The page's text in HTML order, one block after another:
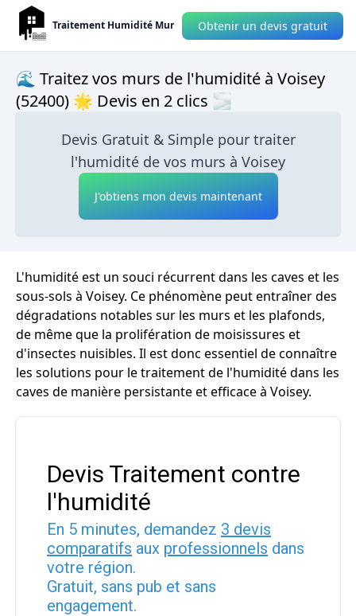
Traitement Humidité Mur Obtenir un devis gratuit
🌊 Traitez vos murs de l'humidité à Voisey
(52400) 🌟 Devis en 2 clics 🌫
Devis Gratuit & Simple pour traiter
l'humidité de vos murs à Voisey
J'obtiens mon devis maintenant
L'humidité est un souci récurrent dans les caves et les
sous-sols à Voisey. Ce phénomène peut entraîner des
dégradations notables sur les murs et les plafonds,
de même que la prolifération de moisissures et
d'insectes nuisibles. Il est donc essentiel de connaître
les solutions pour le traitement de l'humidité dans les
caves de manière persistante et efficace à Voisey.
Devis Traitement contre
l'humidité
En 5 minutes, demandez 3 devis
comparatifs aux professionnels dans
votre région.
Gratuit, sans pub et sans
engagement.